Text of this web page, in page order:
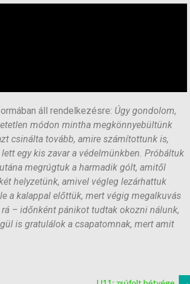
áll rendelkezésre: Úgy gondolom,
módon mintha megkönnyebültünk
csinálta tovább, amire számítottunk is,
egy kis zavar a védelmünkben. Próbáltuk
megrúgtuk a harmadik gólt, amitől
helyzetünk, amivel végleg lezárhattuk
a kalappal előttük, mert végig megalkuvás
– időnként pánikot tudtak okozni nálunk,
is gratulálok a csapatomnak, mert amit